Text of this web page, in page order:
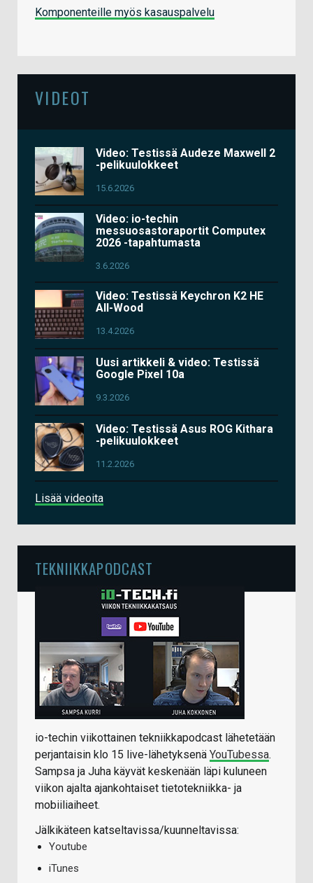
Komponenteille myös kasauspalvelu
VIDEOT
Video: Testissä Audeze Maxwell 2
-pelikuulokkeet
15.6.2026
Video: io-techin
messuosastoraportit Computex
2026 -tapahtumasta
3.6.2026
Video: Testissä Keychron K2 HE
All-Wood
13.4.2026
Uusi artikkeli & video: Testissä
Google Pixel 10a
9.3.2026
Video: Testissä Asus ROG Kithara
-pelikuulokkeet
11.2.2026
Lisää videoita
TEKNIIKKAPODCAST
io-techin viikottainen tekniikkapodcast lähetetään
perjantaisin klo 15 live-lähetyksenä YouTubessa.
Sampsa ja Juha käyvät keskenään läpi kuluneen
viikon ajalta ajankohtaiset tietotekniikka- ja
mobiiliaiheet.
Jälkikäteen katseltavissa/kuunneltavissa:
Youtube
iTunes